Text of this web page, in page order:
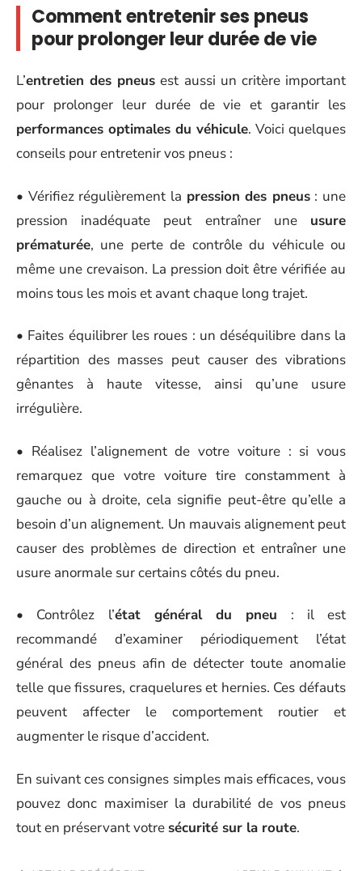
Comment entretenir ses pneus
pour prolonger leur durée de vie
L’entretien des pneus est aussi un critère important
pour prolonger leur durée de vie et garantir les
performances optimales du véhicule. Voici quelques
conseils pour entretenir vos pneus :
• Vérifiez régulièrement la pression des pneus: une
pression inadéquate peut entraîner une usure
prématurée, une perte de contrôle du véhicule ou
même une crevaison. La pression doit être vérifiée au
moins tous les mois et avant chaque long trajet.
• Faites équilibrer les roues : un déséquilibre dans la
répartition des masses peut causer des vibrations
gênantes à haute vitesse, ainsi qu’une usure
irrégulière.
• Réalisez l’alignement de votre voiture : si vous
remarquez que votre voiture tire constamment à
gauche ou à droite, cela signifie peut-être qu’elle a
besoin d’un alignement. Un mauvais alignement peut
causer des problèmes de direction et entraîner une
usure anormale sur certains côtés du pneu.
• Contrôlez l’état général du pneu : il est
recommandé d’examiner périodiquement l’état
général des pneus afin de détecter toute anomalie
telle que fissures, craquelures et hernies. Ces défauts
peuvent affecter le comportement routier et
augmenter le risque d’accident.
En suivant ces consignes simples mais efficaces, vous
pouvez donc maximiser la durabilité de vos pneus
tout en préservant votre sécurité sur la route.